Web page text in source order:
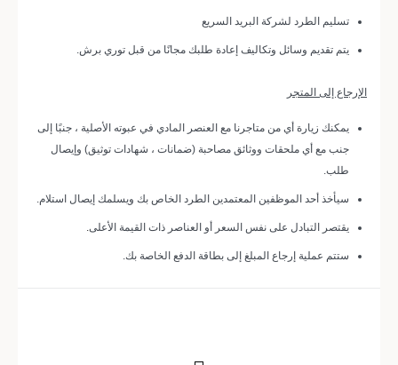
تسليم الطرد لشركة البريد السريع
يتم تقديم وسائل وتكاليف إعادة طلبك مجانًا من قبل توري برش.
الإرجاع إلى المتجر
يمكنك زيارة أي من متاجرنا مع العنصر المادي في عبوته الأصلية ، جنبًا إلى
جنب مع أي ملحقات ووثائق مصاحبة (ضمانات ، شهادات توثيق) وإيصال
طلب.
سيأخذ أحد الموظفين المعتمدين الطرد الخاص بك ويسلمك إيصال استلام.
يقتصر التبادل على نفس السعر أو العناصر ذات القيمة الأعلى.
ستتم عملية إرجاع المبلغ إلى بطاقة الدفع الخاصة بك.